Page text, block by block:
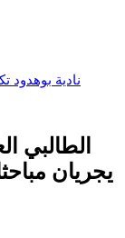
الطالبي
يجريان